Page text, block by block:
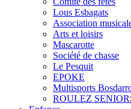
Lous Esbagats
Association
Arts et loisirs
Mascarotte
Société de chasse
Le Pesquit
EPOKE
Multisports
ROULEZ